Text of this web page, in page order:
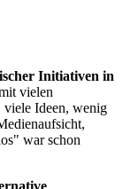
Initiativen in
vielen
Ideen, wenig
war schon